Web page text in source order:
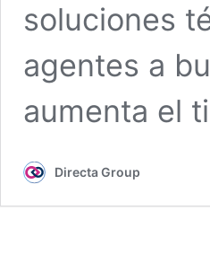
soluciones
agentes a
aumenta el
Directa Group